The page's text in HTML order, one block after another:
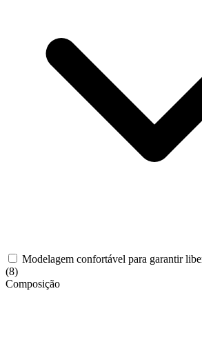
Modelagem confortável para garantir
(8)
Composição